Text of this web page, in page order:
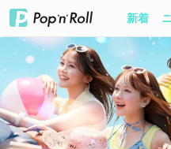
新着